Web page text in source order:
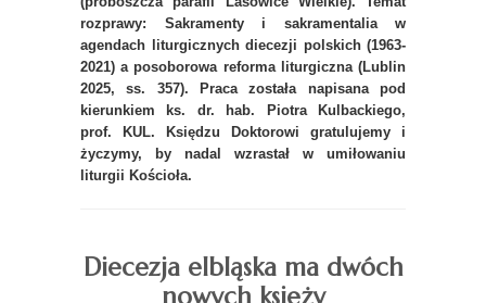
rozprawy: Sakramenty i sakramentalia w
agendach liturgicznych diecezji polskich (1963-
2021) a posoborowa reforma liturgiczna (Lublin
2025, ss. 357). Praca została napisana pod
kierunkiem ks. dr. hab. Piotra Kulbackiego,
prof. KUL. Księdzu Doktorowi gratulujemy i
życzymy, by nadal wzrastał w umiłowaniu
liturgii Kościoła.
Diecezja elbląska ma dwóch
nowych księży